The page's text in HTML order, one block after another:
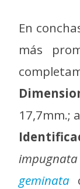
En
más
17,7mm.;
impugnata
geminata